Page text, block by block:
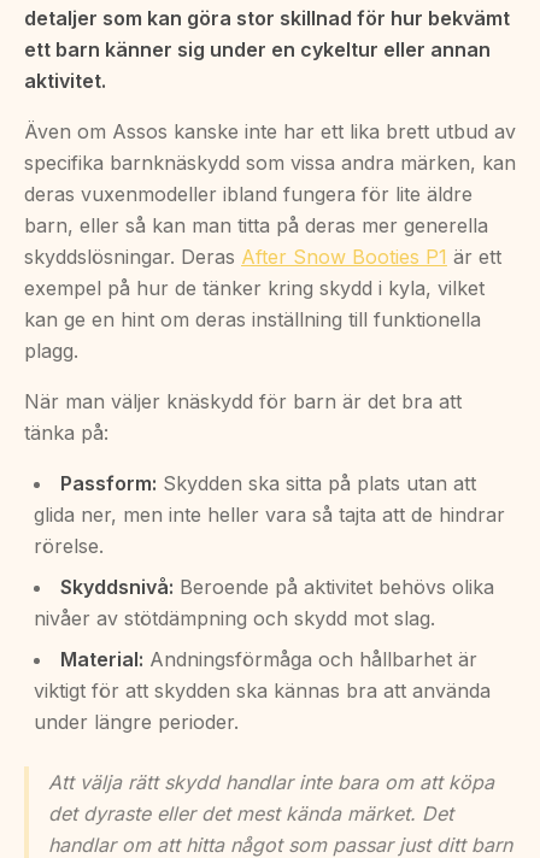
detaljer som kan göra stor skillnad för hur bekvämt
ett barn känner sig under en cykeltur eller annan
aktivitet.
Även om Assos kanske inte har ett lika brett utbud av
specifika barnknäskydd som vissa andra märken, kan
deras vuxenmodeller ibland fungera för lite äldre
barn, eller så kan man titta på deras mer generella
skyddslösningar. Deras After Snow Booties P1 är ett
exempel på hur de tänker kring skydd i kyla, vilket
kan ge en hint om deras inställning till funktionella
plagg.
När man väljer knäskydd för barn är det bra att
tänka på:
Passform: Skydden ska sitta på plats utan att
glida ner, men inte heller vara så tajta att de hindrar
rörelse.
Skyddsnivå: Beroende på aktivitet behövs olika
nivåer av stötdämpning och skydd mot slag.
Material: Andningsförmåga och hållbarhet är
viktigt för att skydden ska kännas bra att använda
under längre perioder.
Att välja rätt skydd handlar inte bara om att köpa
det dyraste eller det mest kända märket. Det
handlar om att hitta något som passar just ditt barn